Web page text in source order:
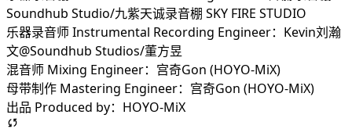
Soundhub Studio/九紫天诚录音棚 SKY FIRE STUDIO
乐器录音师 Instrumental Recording Engineer：Kevin刘瀚
文@Soundhub Studios/董方昱
混音师 Mixing Engineer：宫奇Gon (HOYO-MiX)
母带制作 Mastering Engineer：宫奇Gon (HOYO-MiX)
出品 Produced by：HOYO-MiX